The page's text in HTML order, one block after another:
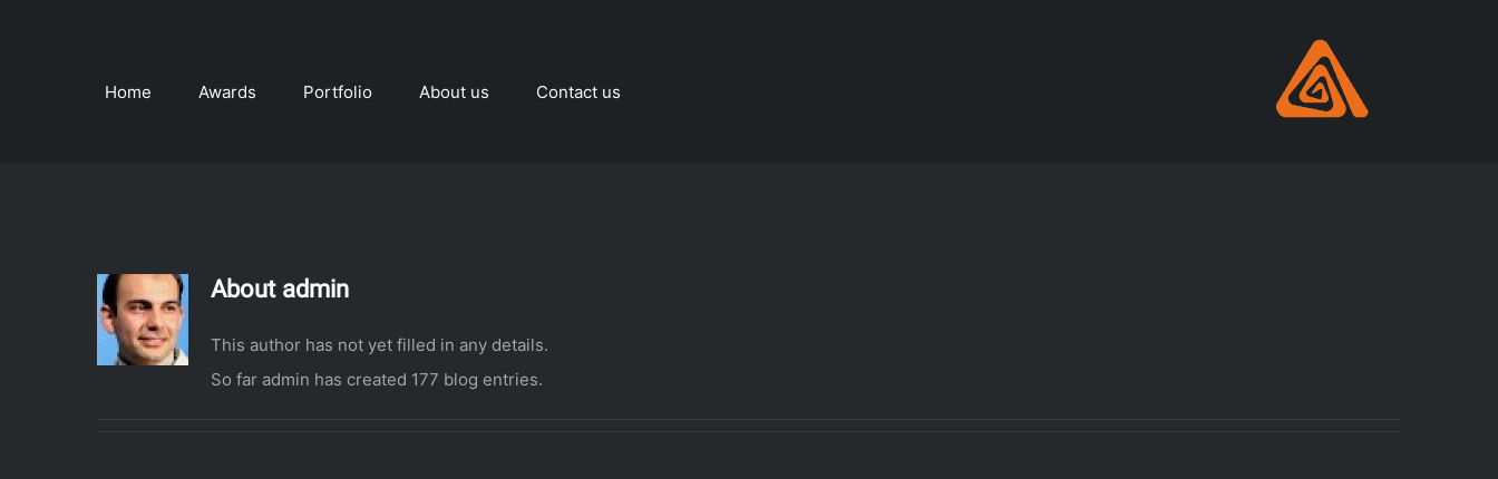
Home Awards Portfolio About us Contact us
Aboutadmin
This author has not yet filled in any details.
So far admin has created 177 blog entries.